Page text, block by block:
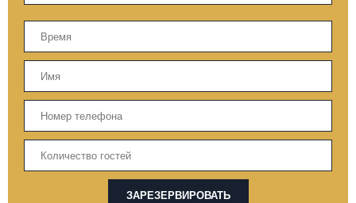
ЗАРЕЗЕРВИРОВАТЬ